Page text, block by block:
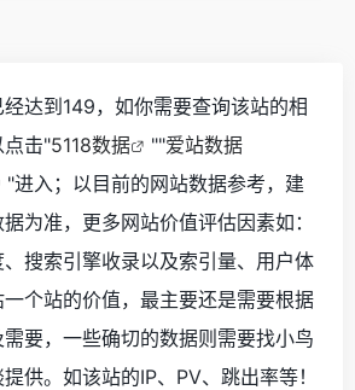
达到149，如你需要查询该站的相
点击"5118数据 ""爱站数据
"进入；以目前的网站数据参考，建
为准，更多网站价值评估因素如：
搜索引擎收录以及索引量、用户体
个站的价值，最主要还是需要根据
要，一些确切的数据则需要找小鸟
供。如该站的IP、PV、跳出率等！